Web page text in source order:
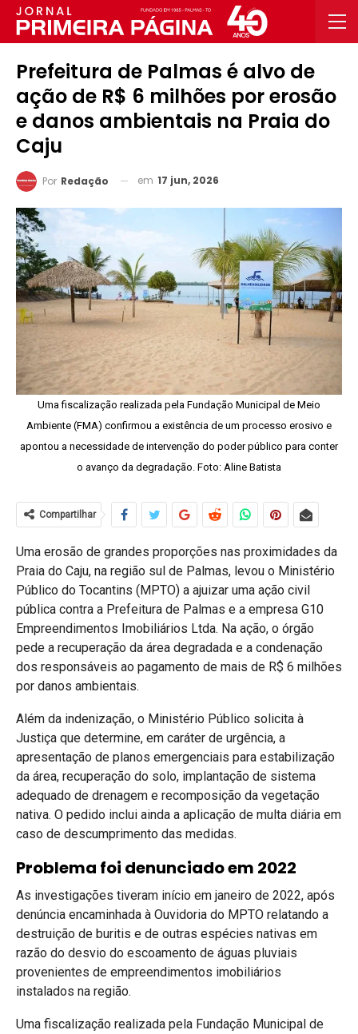
Prefeitura de Palmas é alvo de
ação de R$ 6 milhões por erosão
e danos ambientais na Praia do
Caju
Por Redação em 17 jun, 2026
Uma fiscalização realizada pela Fundação Municipal de Meio
Ambiente (FMA) confirmou a existência de um processo erosivo e
apontou a necessidade de intervenção do poder público para conter
o avanço da degradação. Foto: Aline Batista
Compartilhar
Uma erosão de grandes proporções nas proximidades da
Praia do Caju, na região sul de Palmas, levou o Ministério
Público do Tocantins (MPTO) a ajuizar uma ação civil
pública contra a Prefeitura de Palmas e a empresa G10
Empreendimentos Imobiliários Ltda. Na ação, o órgão
pede a recuperação da área degradada e a condenação
dos responsáveis ao pagamento de mais de R$ 6 milhões
por danos ambientais.
Além da indenização, o Ministério Público solicita à
Justiça que determine, em caráter de urgência, a
apresentação de planos emergenciais para estabilização
da área, recuperação do solo, implantação de sistema
adequado de drenagem e recomposição da vegetação
nativa. O pedido inclui ainda a aplicação de multa diária em
caso de descumprimento das medidas.
Problema foi denunciado em 2022
As investigações tiveram início em janeiro de 2022, após
denúncia encaminhada à Ouvidoria do MPTO relatando a
destruição de buritis e de outras espécies nativas em
razão do desvio do escoamento de águas pluviais
provenientes de empreendimentos imobiliários
instalados na região.
Uma fiscalização realizada pela Fundação Municipal de